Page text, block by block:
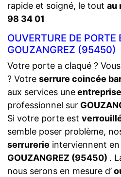
rapide et soigné, le tout au
98 34 01
OUVERTURE DE PORTE
GOUZANGREZ (95450)
Votre porte a claqué ?
? Votre serrure coincée
aux services une
professionnel sur
Si votre porte est
semble poser problème,
serrurerie interviennent en
GOUZANGREZ (95450) .
nous serons en mesure d’